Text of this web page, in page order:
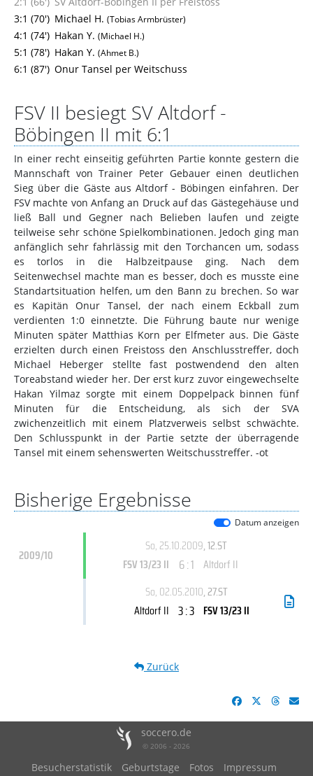
3:1 (70') Michael H. (Tobias Armbrüster)
4:1 (74') Hakan Y. (Michael H.)
5:1 (78') Hakan Y. (Ahmet B.)
6:1 (87') Onur Tansel per Weitschuss
FSV II besiegt SV Altdorf -
Böbingen II mit 6:1
In einer recht einseitig geführten Partie konnte gestern die
Mannschaft von Trainer Peter Gebauer einen deutlichen
Sieg über die Gäste aus Altdorf - Böbingen einfahren. Der
FSV machte von Anfang an Druck auf das Gästegehäuse und
ließ Ball und Gegner nach Belieben laufen und zeigte
teilweise sehr schöne Spielkombinationen. Jedoch ging man
anfänglich sehr fahrlässig mit den Torchancen um, sodass
es torlos in die Halbzeitpause ging. Nach dem
Seitenwechsel machte man es besser, doch es musste eine
Standartsituation helfen, um den Bann zu brechen. So war
es Kapitän Onur Tansel, der nach einem Eckball zum
verdienten 1:0 einnetzte. Die Führung baute nur wenige
Minuten später Matthias Korn per Elfmeter aus. Die Gäste
erzielten durch einen Freistoss den Anschlusstreffer, doch
Michael Heberger stellte fast postwendend den alten
Toreabstand wieder her. Der erst kurz zuvor eingewechselte
Hakan Yilmaz sorgte mit einem Doppelpack binnen fünf
Minuten für die Entscheidung, als sich der SVA
zwichenzeitlich mit einem Platzverweis selbst schwächte.
Den Schlusspunkt in der Partie setzte der überragende
Tansel mit einem sehenswerten Weitschusstreffer. -ot
Bisherige Ergebnisse
Datum anzeigen
2009/10
So, 25.10.2009, 12.ST
FSV 13/23 II
6 : 1 Altdorf II
So, 02.05.2010, 27.ST
Altdorf II 3 : 3 FSV 13/23 II
Zurück
soccero.de
© 2006 - 2026
Besucherstatistik Geburtstage Fotos
Impressum